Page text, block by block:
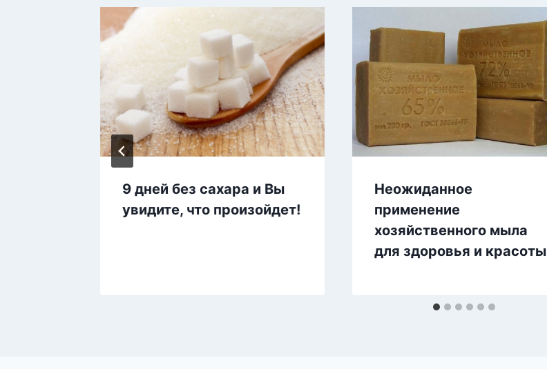
9 дней без сахара и Вы
увидите, что произойдет!
Неожиданное
применение
хозяйственного мыла
для здоровья и красоты